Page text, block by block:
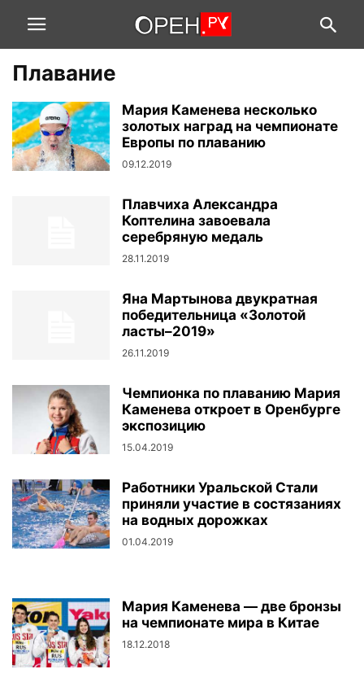
Плавание
Мария Каменева несколько
золотых наград на чемпионате
Европы по плаванию
09.12.2019
Плавчиха Александра
Коптелина завоевала
серебряную медаль
28.11.2019
Яна Мартынова двукратная
победительница «Золотой
ласты–2019»
26.11.2019
Чемпионка по плаванию Мария
Каменева откроет в Оренбурге
экспозицию
15.04.2019
Работники Уральской Стали
приняли участие в состязаниях
на водных дорожках
01.04.2019
Мария Каменева — две бронзы
на чемпионате мира в Китае
18.12.2018